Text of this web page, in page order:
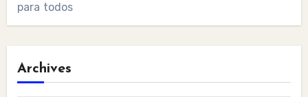
para todos
Archives